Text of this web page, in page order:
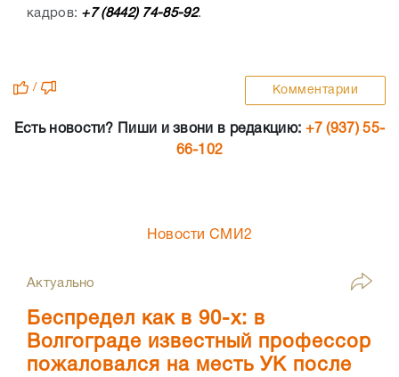
кадров: +7 (8442) 74-85-92.
/ Комментарии
Есть новости? Пиши и звони в редакцию: +7 (937) 55-
66-102
Новости СМИ2
Актуально
Беспредел как в 90-х: в
Волгограде известный профессор
пожаловался на месть УК после